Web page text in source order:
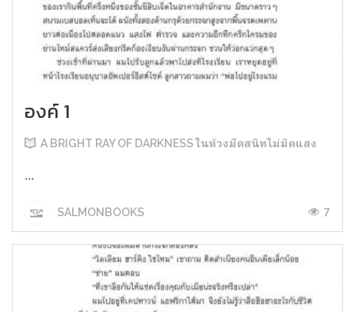
องค์ 1
A BRIGHT RAY OF DARKNESS ในห้วงมืดสนิทไม่มิดแสง
...
SALMONBOOKS 7